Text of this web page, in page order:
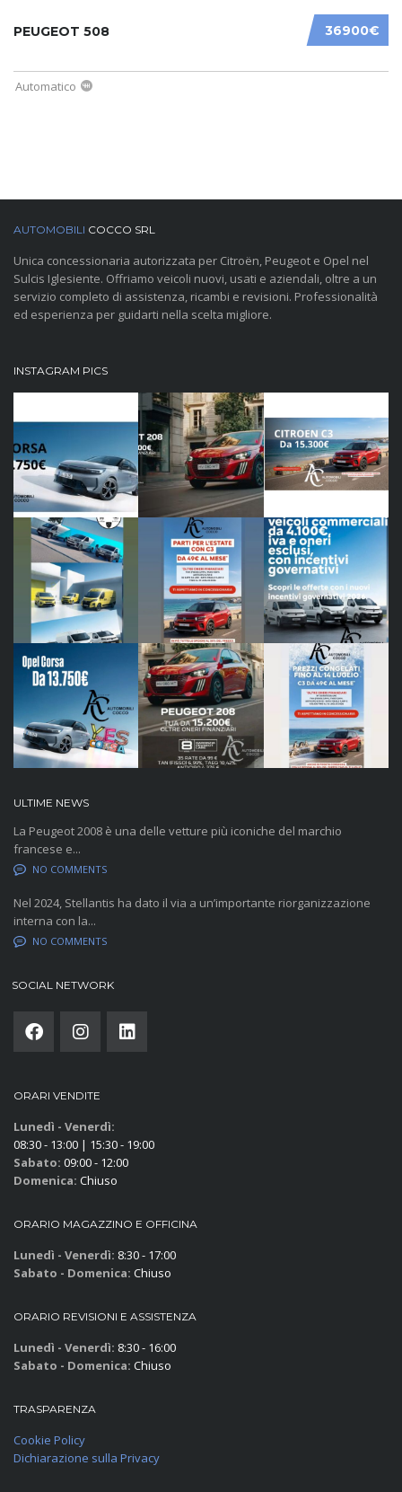
36900€
PEUGEOT 508
Automatico
AUTOMOBILI COCCO SRL
Unica concessionaria autorizzata per Citroën, Peugeot e Opel nel
Sulcis Iglesiente. Offriamo veicoli nuovi, usati e aziendali, oltre a un
servizio completo di assistenza, ricambi e revisioni. Professionalità
ed esperienza per guidarti nella scelta migliore.
INSTAGRAM PICS
ULTIME NEWS
La Peugeot 2008 è una delle vetture più iconiche del marchio
francese e...
NO COMMENTS
Nel 2024, Stellantis ha dato il via a un’importante riorganizzazione
interna con la...
NO COMMENTS
SOCIAL NETWORK
ORARI VENDITE
Lunedì - Venerdì:
08:30 - 13:00 | 15:30 - 19:00
Sabato: 09:00 - 12:00
Domenica: Chiuso
ORARIO MAGAZZINO E OFFICINA
Lunedì - Venerdì: 8:30 - 17:00
Sabato - Domenica: Chiuso
ORARIO REVISIONI E ASSISTENZA
Lunedì - Venerdì: 8:30 - 16:00
Sabato - Domenica: Chiuso
TRASPARENZA
Cookie Policy
Dichiarazione sulla Privacy